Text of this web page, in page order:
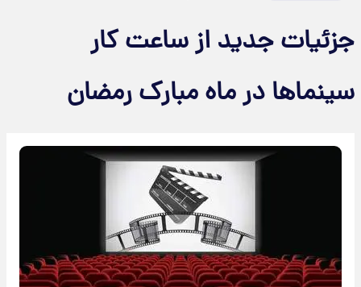
جزئیات جدید از ساعت کار
سینماها در ماه مبارک رمضان